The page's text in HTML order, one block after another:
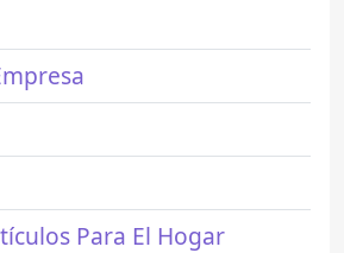
Para El Hogar